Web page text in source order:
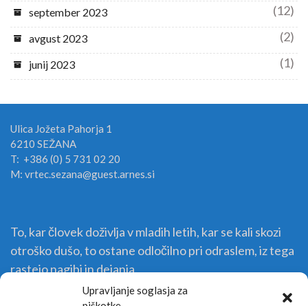
Upravljanje soglasja za
september 2023 (12)
avgust 2023 (2)
junij 2023 (1)
Ulica Jožeta Pahorja 1
6210 SEŽANA
T: +386 (0) 5 731 02 20
M: vrtec.sezana@guest.arnes.si
To, kar človek doživlja v mladih letih, kar se kali skozi
otroško dušo, to ostane odločilno pri odraslem, iz tega
rastejo nagibi in dejanja.